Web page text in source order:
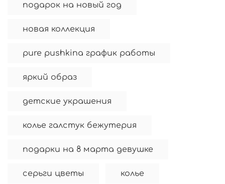
подарок на новый год
новая коллекция
pure pushkina график работы
яркий образ
детские украшения
колье галстук бежутерия
подарки на 8 марта девушке
серьги цветы колье